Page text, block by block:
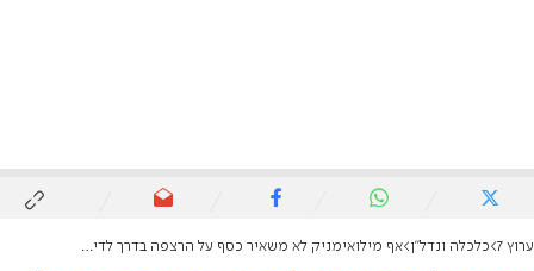
ערוץ 7 כלכלה ונדל"ן אף מילואימניק לא משאיר כסף על הרצפה בדרך לדירה